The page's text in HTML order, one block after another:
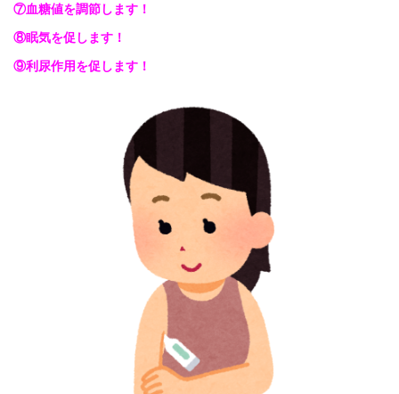
⑦血糖値を調節します！
⑧眠気を促します！
⑨利尿作用を促します！